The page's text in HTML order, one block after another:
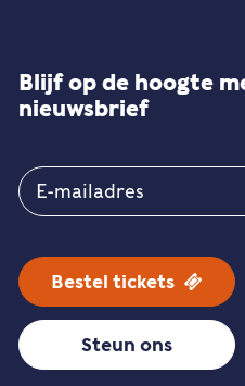
Blijf op de hoogte
nieuwsbrief
Bestel tickets
Steun ons